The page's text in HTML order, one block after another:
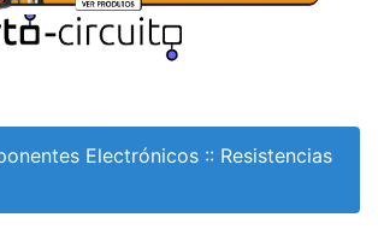
Electrónicos :: Resistencias